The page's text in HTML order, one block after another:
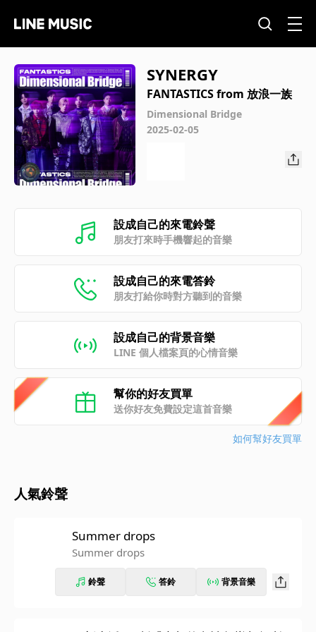
SYNERGY
FANTASTICS from 放浪一族
Dimensional Bridge
2025-02-05
設成自己的來電鈴聲
朋友打來時手機響起的音樂
設成自己的來電答鈴
朋友打給你時對方聽到的音樂
設成自己的背景音樂
LINE 個人檔案頁的心情音樂
幫你的好友買單
送你好友免費設定這首音樂
如何幫好友買單
人氣鈴聲
Summer drops
Summer drops
鈴聲 答鈴 背景音樂